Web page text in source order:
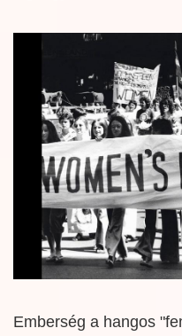
Emberség a hangos